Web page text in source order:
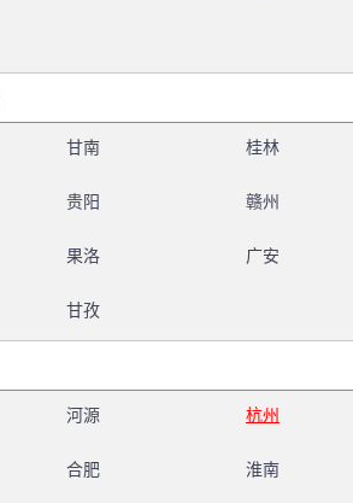
甘南 桂林
贵阳 赣州
果洛 广安
甘孜
河源 杭州
合肥 淮南